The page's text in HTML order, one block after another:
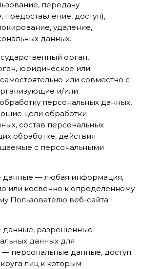
передачу
предоставление, доступ),
удаление,
данных.
орган,
юридическое или
или совместно с
и/или
персональных данных,
цели обработки
состав персональных
обработке, действия
с персональными
данные — любая информация,
или косвенно к определенному
Пользователю веб-сайта
данные, разрешенные
данных для
— персональные данные, доступ
лиц к которым